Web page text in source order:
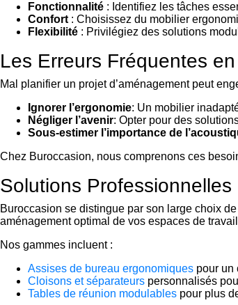
Fonctionnalité : Identifiez les tâches
Confort : Choisissez du mobilier
Flexibilité : Privilégiez des solutions
Les Erreurs Fréquentes
Mal planifier un projet d’aménagement peut
Ignorer l’ergonomie: Un mobilier
Négliger l’avenir: Opter pour des
Sous-estimer l’importance de
Chez Buroccasion, nous comprenons ces
Solutions
Buroccasion se distingue par son large choix de
aménagement optimal de vos espaces de
Nos gammes incluent :
Assises de bureau ergonomiques pour un
Cloisons et séparateurs personnalisés
Tables de réunion modulables pour plus